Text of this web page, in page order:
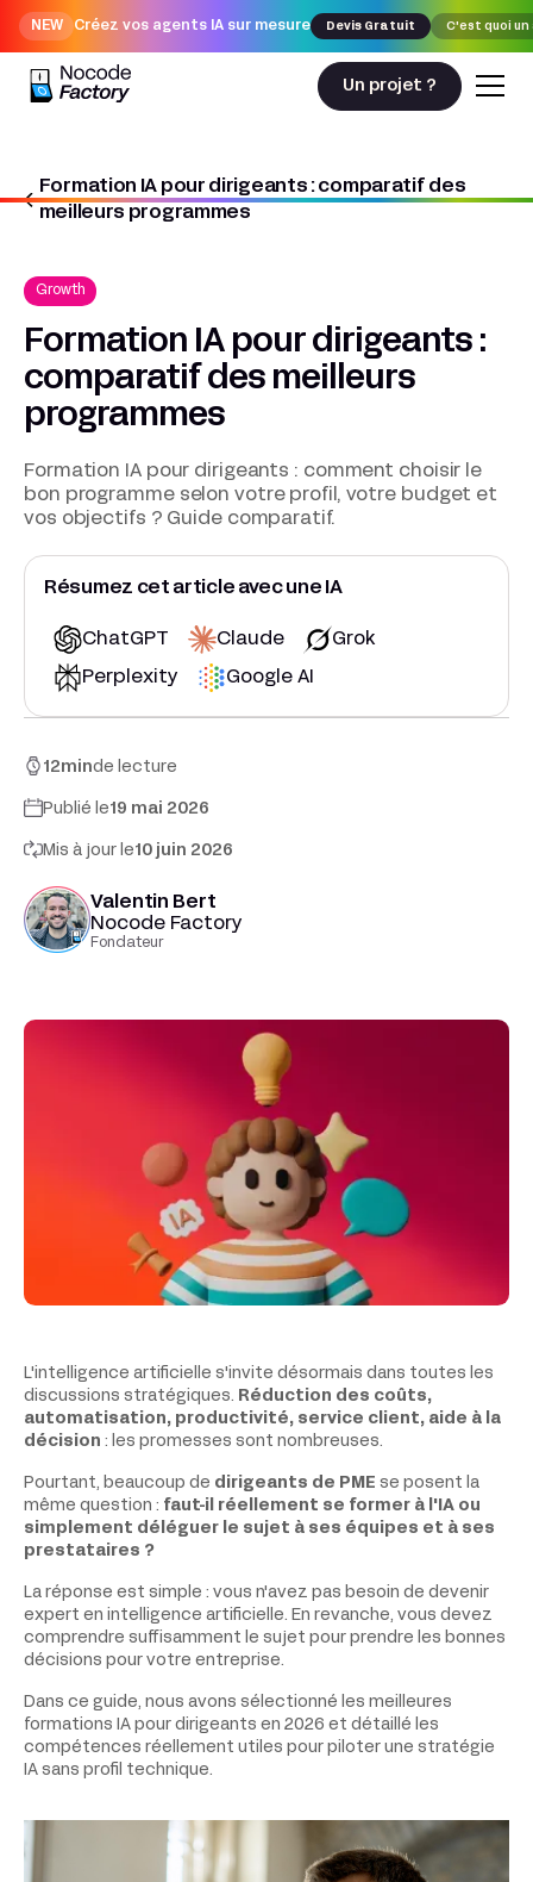
NEW Créez vos agents IA sur mesure Devis Gratuit C'est quoi un
Un projet ?
Formation IA pour dirigeants : comparatif des
meilleurs programmes
Nocodefactory
Growth
Growth
Formation IA pour dirigeants :
comparatif des meilleurs
programmes
Formation IA pour dirigeants : comment choisir le
bon programme selon votre profil, votre budget et
vos objectifs ? Guide comparatif.
Résumez cet article avec une IA
ChatGPT Claude Grok
Perplexity Google AI
12minde lecture
Publié le19 mai 2026
Mis à jour le10 juin 2026
Valentin Bert
Nocode Factory
Fondateur
L'intelligence artificielle s'invite désormais dans toutes les
discussions stratégiques. Réduction des coûts,
automatisation, productivité, service client, aide à la
décision : les promesses sont nombreuses.
Pourtant, beaucoup de dirigeants de PME se posent la
même question : faut-il réellement se former à l'IA ou
simplement déléguer le sujet à ses équipes et à ses
prestataires ?
La réponse est simple : vous n'avez pas besoin de devenir
expert en intelligence artificielle. En revanche, vous devez
comprendre suffisamment le sujet pour prendre les bonnes
décisions pour votre entreprise.
Dans ce guide, nous avons sélectionné les meilleures
formations IA pour dirigeants en 2026 et détaillé les
compétences réellement utiles pour piloter une stratégie
IA sans profil technique.